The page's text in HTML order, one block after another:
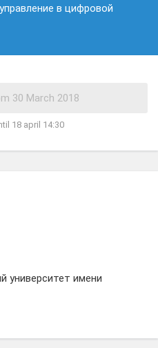
в цифровой
18 april 14:30
университет имени